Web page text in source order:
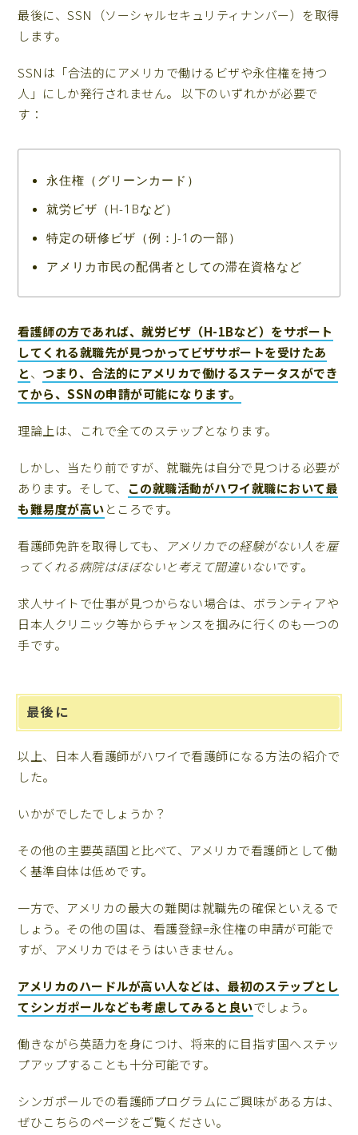
最後に、SSN（ソーシャルセキュリティナンバー）を取得
します。
SSNは「合法的にアメリカで働けるビザや永住権を持つ
人」にしか発行されません。 以下のいずれかが必要で
す：
永住権（グリーンカード）
就労ビザ（H-1Bなど）
特定の研修ビザ（例：J-1の一部）
アメリカ市民の配偶者としての滞在資格など
看護師の方であれば、就労ビザ（H-1Bなど）をサポート
してくれる就職先が見つかってビザサポートを受けたあ
と、 つまり、合法的にアメリカで働けるステータスができ
てから、SSNの申請が可能になります。
理論上は、これで全てのステップとなります。
しかし、当たり前ですが、就職先は自分で見つける必要が
あります。そして、 この就職活動がハワイ就職において最
も難易度が高いところです。
看護師免許を取得しても、
アメリカでの経験がない人を雇
ってくれる病院はほぼないと考えて間違いないです。
求人サイトで仕事が見つからない場合は、ボランティアや
日本人クリニック等からチャンスを掴みに行くのも一つの
手です。
最後に
以上、日本人看護師がハワイで看護師になる方法の紹介で
した。
いかがでしたでしょうか？
その他の主要英語国と比べて、アメリカで看護師として働
く基準自体は低めです。
一方で、アメリカの最大の難関は就職先の確保といえるで
しょう。その他の国は、看護登録=永住権の申請が可能で
すが、アメリカではそうはいきません。
アメリカのハードルが高い人などは、最初のステップとし
てシンガポールなども考慮してみると良いでしょう。
働きながら英語力を身につけ、将来的に目指す国へステッ
プアップすることも十分可能です。
シンガポールでの看護師プログラムにご興味がある方は、
ぜひこちらのページをご覧ください。